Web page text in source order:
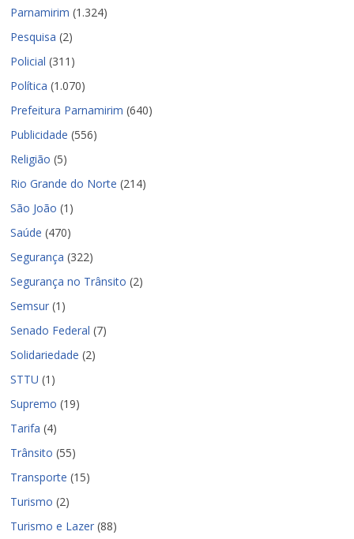
Parnamirim (1.324)
Pesquisa (2)
Policial (311)
Política (1.070)
Prefeitura Parnamirim (640)
Publicidade (556)
Religião (5)
Rio Grande do Norte (214)
São João (1)
Saúde (470)
Segurança (322)
Segurança no Trânsito (2)
Semsur (1)
Senado Federal (7)
Solidariedade (2)
STTU (1)
Supremo (19)
Tarifa (4)
Trânsito (55)
Transporte (15)
Turismo (2)
Turismo e Lazer (88)